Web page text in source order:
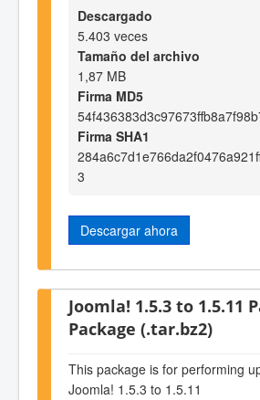
Descargado
5.403 veces
Tamaño del archivo
1,87 MB
Firma MD5
Firma SHA1
3
Descargar ahora
Joomla! 1.5.3 to 1.5.11
Package (.tar.bz2)
This package is for performing
Joomla! 1.5.3 to 1.5.11